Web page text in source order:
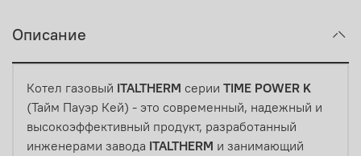
Описание
Котел газовый ITALTHERM серии TIME POWER K
(Тайм Пауэр Кей) - это современный, надежный и
высокоэффективный продукт, разработанный
инженерами завода ITALTHERM и занимающий